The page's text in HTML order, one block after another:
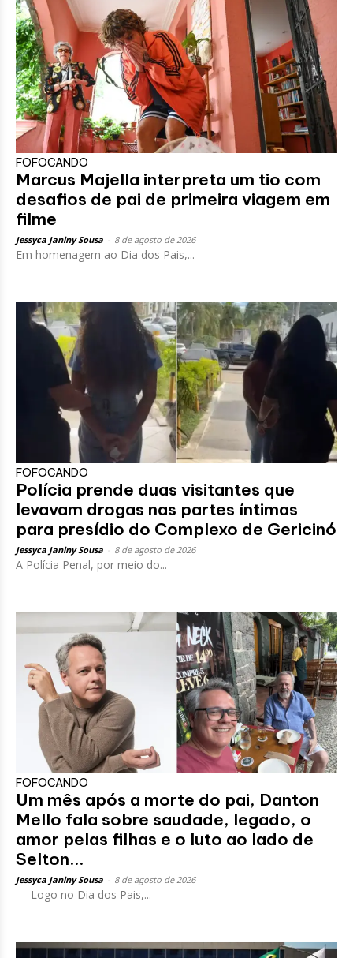
FOFOCANDO
Marcus Majella interpreta um tio com
desafios de pai de primeira viagem em
filme
Jessyca Janiny Sousa 8 de agosto de 2026
Em homenagem ao Dia dos Pais,...
FOFOCANDO
Polícia prende duas visitantes que
levavam drogas nas partes íntimas
para presídio do Complexo de Gericinó
Jessyca Janiny Sousa 8 de agosto de 2026
A Polícia Penal, por meio do...
FOFOCANDO
Um mês após a morte do pai, Danton
Mello fala sobre saudade, legado, o
amor pelas filhas e o luto ao lado de
Selton...
Jessyca Janiny Sousa 8 de agosto de 2026
— Logo no Dia dos Pais,...